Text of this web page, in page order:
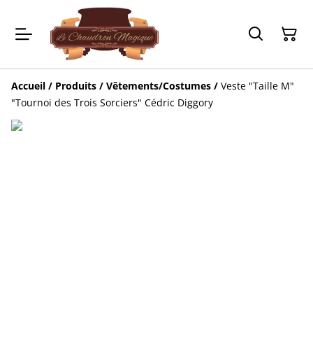
Accueil / Produits / Vêtements/Costumes / Veste "Taille M"
"Tournoi des Trois Sorciers" Cédric Diggory